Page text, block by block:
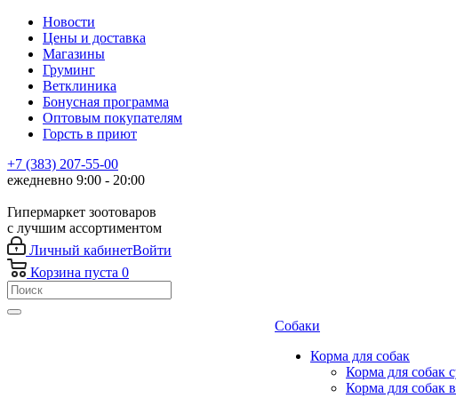
Новости
Цены и доставка
Магазины
Груминг
Ветклиника
Бонусная программа
Оптовым покупателям
Горсть в приют
+7 (383) 207-55-00
ежедневно 9:00 - 20:00
Гипермаркет зоотоваров
с лучшим ассортиментом
Личный кабинетВойти
Корзина пуста 0
Собаки
Корма для собак
Корма для собак
Корма для собак